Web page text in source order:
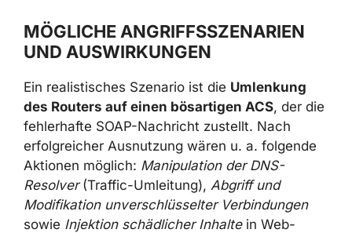
MÖGLICHE ANGRIFFSSZENARIEN
UND AUSWIRKUNGEN
Ein realistisches Szenario ist die Umlenkung
des Routers auf einen bösartigen ACS, der die
fehlerhafte SOAP-Nachricht zustellt. Nach
erfolgreicher Ausnutzung wären u. a. folgende
Aktionen möglich: Manipulation der DNS-
Resolver(Traffic-Umleitung), Abgriff und
Modifikation unverschlüsselter Verbindungen
sowie Injektion schädlicher Inhaltein Web-